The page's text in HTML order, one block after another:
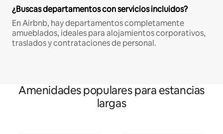
¿Buscas departamentos con servicios incluidos?
En Airbnb, hay departamentos completamente
amueblados, ideales para alojamientos corporativos,
traslados y contrataciones de personal.
Amenidades populares para estancias
largas